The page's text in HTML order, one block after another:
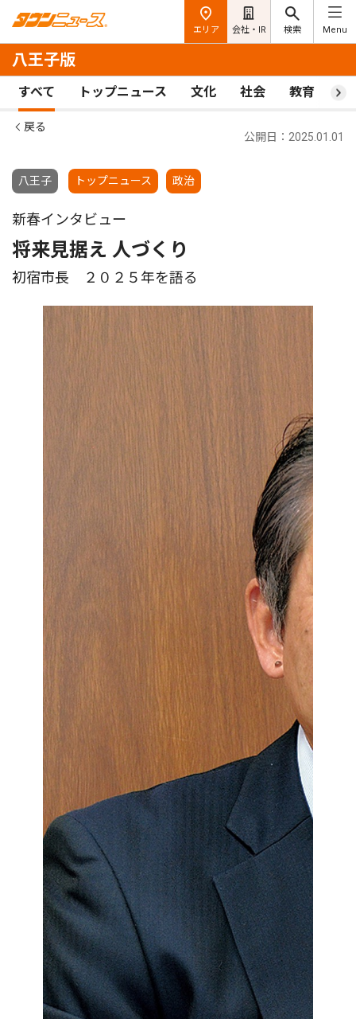
エリア 会社・IR 検索 Menu
八王子版
すべて トップニュース 文化 社会 教育 ス
戻る
八王子 トップニュース 政治
公開日：2025.01.01
新春インタビュー
将来見据え 人づくり
初宿市長 ２０２５年を語る